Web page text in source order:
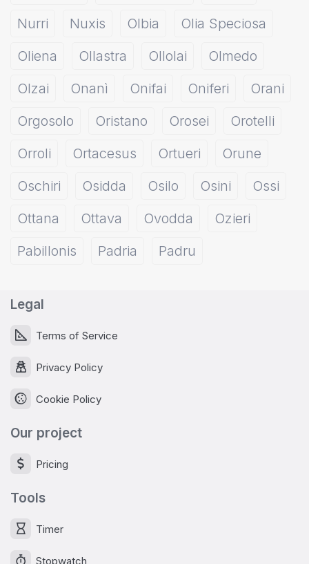
Nurri
Nuxis Olbia
Olia Speciosa
Oliena
Ollastra Ollolai
Olmedo
Olzai
Onanì Onifai Oniferi
Orani
Orgosolo
Oristano Orosei
Orotelli
Orroli
Ortacesus Ortueri
Orune
Oschiri
Osidda Osilo Osini
Ossi
Ottana
Ottava Ovodda
Ozieri
Pabillonis
Padria Padru
Legal
Terms of Service
Privacy Policy
Cookie Policy
Our project
Pricing
Tools
Timer
Stopwatch